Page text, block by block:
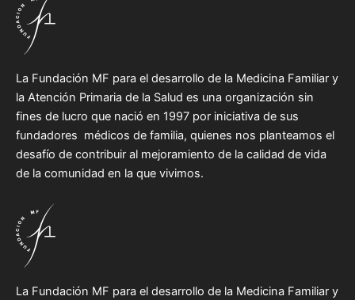
La Fundación MF para el desarrollo de la Medicina Familiar y
la Atención Primaria de la Salud es una organización sin
fines de lucro que nació en 1997 por iniciativa de sus
fundadores médicos de familia, quienes nos planteamos el
desafío de contribuir al mejoramiento de la calidad de vida
de la comunidad en la que vivimos.
La Fundación MF para el desarrollo de la Medicina Familiar y